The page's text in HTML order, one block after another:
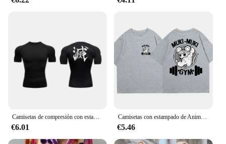
polos are sure to become a favorite among your
Camisetas de compresión con estampado Demon Slayer para hombre, camisetas interiores de entrenamiento para gimnasio, camisetas atléticas de secado rápido de manga corta, camisetas
€6.01
Camisetas con estampado de Anime Demon Slayer Uzui Tengen Unisex, camiseta divertida de Ninja Mice Muki Gym, camiseta de ratón musculoso de gran tamaño
€5.46